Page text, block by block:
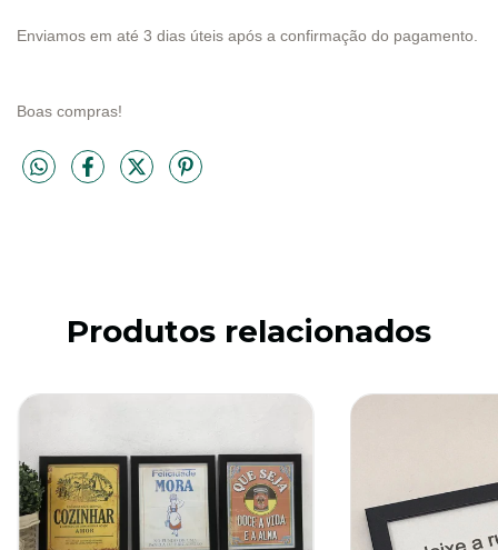
Enviamos em até 3 dias úteis após a confirmação do pagamento.
Boas compras!
Produtos relacionados